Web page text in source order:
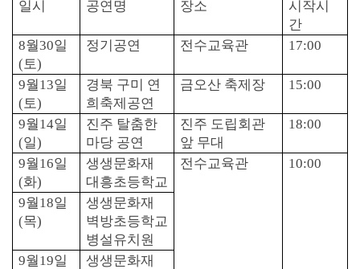
일시 공연명 장소
시작시
간
8월30일
(토)
정기공연 전수교육관 17:00
9월13일
(토)
경북 구미 연
희축제공연
금오산 축제장 15:00
9월14일
(일)
진주 탈춤한
마당 공연
진주 도립회관
앞 무대
18:00
9월16일
(화)
생생문화재
대흥초등학교
전수교육관 10:00
9월18일
(목)
생생문화재
벽방초등학교
병설유치원
9월19일
생생문화재